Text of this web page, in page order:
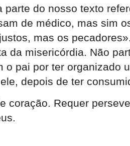
do nosso texto
de médico, mas sim
mas os
misericórdia. Não
o pai por ter organizado
depois de ter
Requer